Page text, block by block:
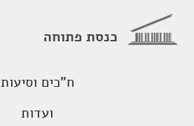
כנסת פתוחה
ח"כים וסיעות
ועדות